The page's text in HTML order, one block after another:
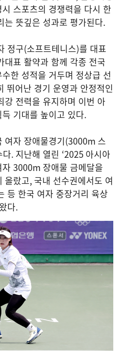
스포츠의 경쟁력을 다시 한
는 뜻깊은 성과로 평가된다.
정구(소프트테니스)를 대표
대표 활약과 함께 각종 전국
한 성적을 거두며 정상급 선
뛰어난 경기 운영과 안정적인
강 전력을 유지하며 이번 아
기대를 높이고 있다.
여자 장애물경기(3000m 스
다. 지난해 열린 ‘2025 아시아
3000m 장애물 금메달을
올랐고, 국내 선수권에서도 여
등 한국 여자 중장거리 육상
다.